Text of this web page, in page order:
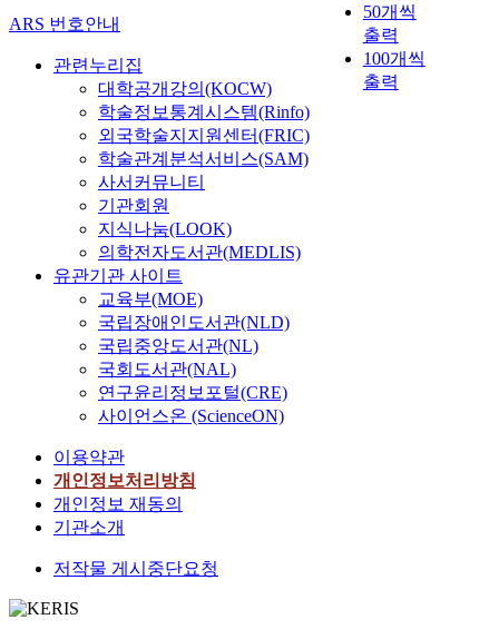
50개씩
출력
100개씩
출력
ARS 번호안내
관련누리집
대학공개강의(KOCW)
학술정보통계시스템(Rinfo)
외국학술지지원센터(FRIC)
학술관계분석서비스(SAM)
사서커뮤니티
기관회원
지식나눔(LOOK)
의학전자도서관(MEDLIS)
유관기관 사이트
교육부(MOE)
국립장애인도서관(NLD)
국립중앙도서관(NL)
국회도서관(NAL)
연구윤리정보포털(CRE)
사이언스온 (ScienceON)
이용약관
개인정보처리방침
개인정보 재동의
기관소개
저작물 게시중단요청